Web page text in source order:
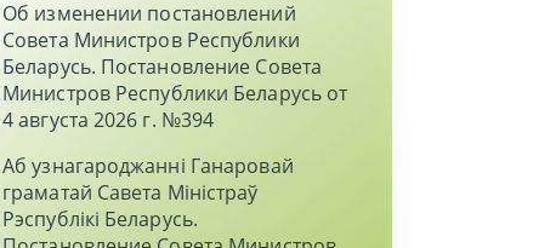
Об изменении постановлений
Совета Министров Республики
Беларусь. Постановление Совета
Министров Республики Беларусь от
4 августа 2026 г. №394
Аб узнагароджаннi Ганаровай
граматай Савета Мiнiстраў
Рэспублiкi Беларусь.